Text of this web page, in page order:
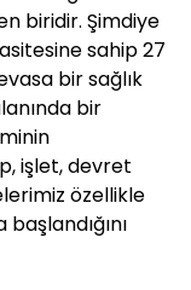
biridir. Şimdiye
sahip 27
bir sağlık
bir
işlet, devret
özellikle